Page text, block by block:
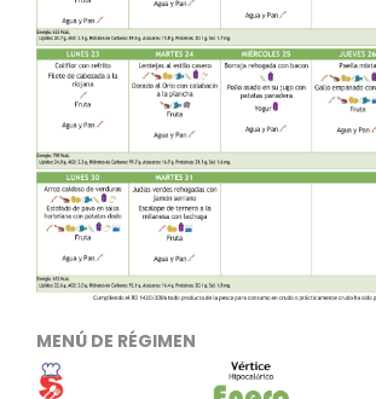
MENÚ DE RÉGIMEN